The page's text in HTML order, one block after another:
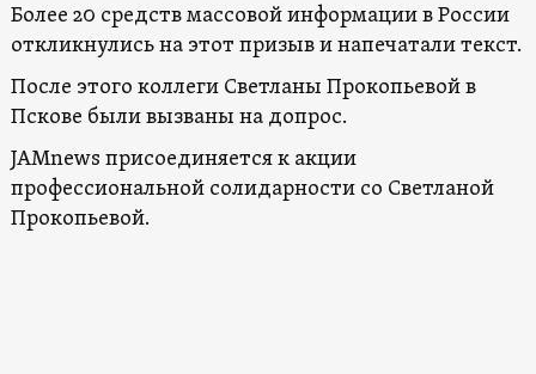
Более 20 средств массовой информации в России
откликнулись на этот призыв и напечатали текст.
После этого коллеги Светланы Прокопьевой в
Пскове были вызваны на допрос.
JAMnews присоединяется к акции
профессиональной солидарности со Светланой
Прокопьевой.